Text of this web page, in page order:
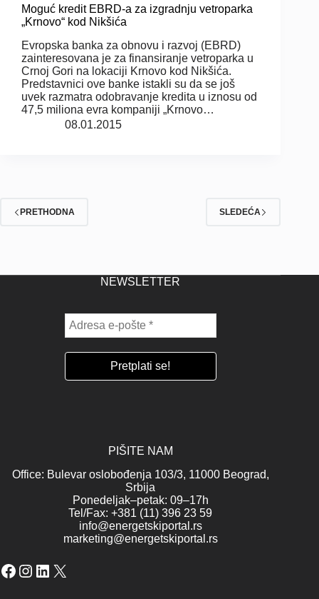
Moguć kredit EBRD-a za izgradnju vetroparka
„Krnovo“ kod Nikšića
Evropska banka za obnovu i razvoj (EBRD)
zainteresovana je za finansiranje vetroparka u
Crnoj Gori na lokaciji Krnovo kod Nikšića.
Predstavnici ove banke istakli su da se još
uvek razmatra odobravanje kredita u iznosu od
47,5 miliona evra kompaniji „Krnovo…
08.01.2015
PRETHODNA SLEDEĆA
NEWSLETTER
PIŠITE NAM
Office: Bulevar oslobođenja 103/3, 11000 Beograd,
Srbija
Ponedeljak–petak: 09–17h
Tel/Fax: +381 (11) 396 23 59
info@energetskiportal.rs
marketing@energetskiportal.rs
Facebook
Instagram
LinkedIn
X